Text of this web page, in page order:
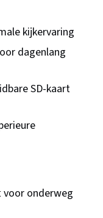
kijkervaring
dagenlang
SD-kaart
onderweg